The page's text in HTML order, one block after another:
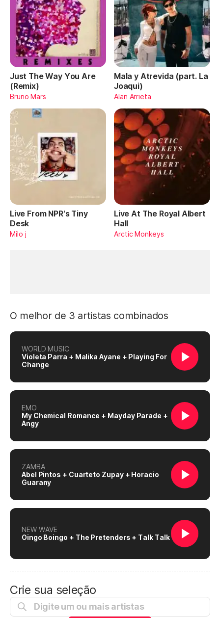
Just The Way You Are
(Remix)
Bruno Mars
Mala y Atrevida (part. La
Joaqui)
Alan Arrieta
Live From NPR's Tiny
Desk
Milo j
Live At The Royal Albert
Hall
Arctic Monkeys
O melhor de 3 artistas combinados
WORLD MUSIC
Violeta Parra + Malika Ayane + Playing For
Change
EMO
My Chemical Romance + Mayday Parade +
Angy
ZAMBA
Abel Pintos + Cuarteto Zupay + Horacio
Guarany
NEW WAVE
Oingo Boingo + The Pretenders + Talk Talk
Crie sua seleção